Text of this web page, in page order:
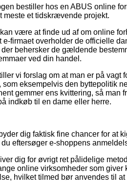
bestiller hos en ABUS online
meste et tidskrævende projekt.
være at finde ud af om online
e-firmaet overholder de officielle
der behersker de gældende
ved din handel.
vi forslag om at man er på
som eksempelvis den byttepolitik
gemmer ens kvittering, så man
indkøb til en dame eller herre.
dig faktisk fine chancer for at
eftersøger e-shoppens
dig for øvrigt ret pålidelige
online virksomheder som
hvilket tilmed bør anvendes til